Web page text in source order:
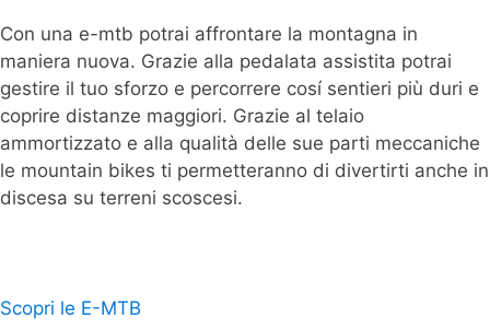
Con una e-mtb potrai affrontare la montagna in
maniera nuova. Grazie alla pedalata assistita potrai
gestire il tuo sforzo e percorrere cosí sentieri più duri e
coprire distanze maggiori. Grazie al telaio
ammortizzato e alla qualità delle sue parti meccaniche
le mountain bikes ti permetteranno di divertirti anche in
discesa su terreni scoscesi.
Scopri le E-MTB